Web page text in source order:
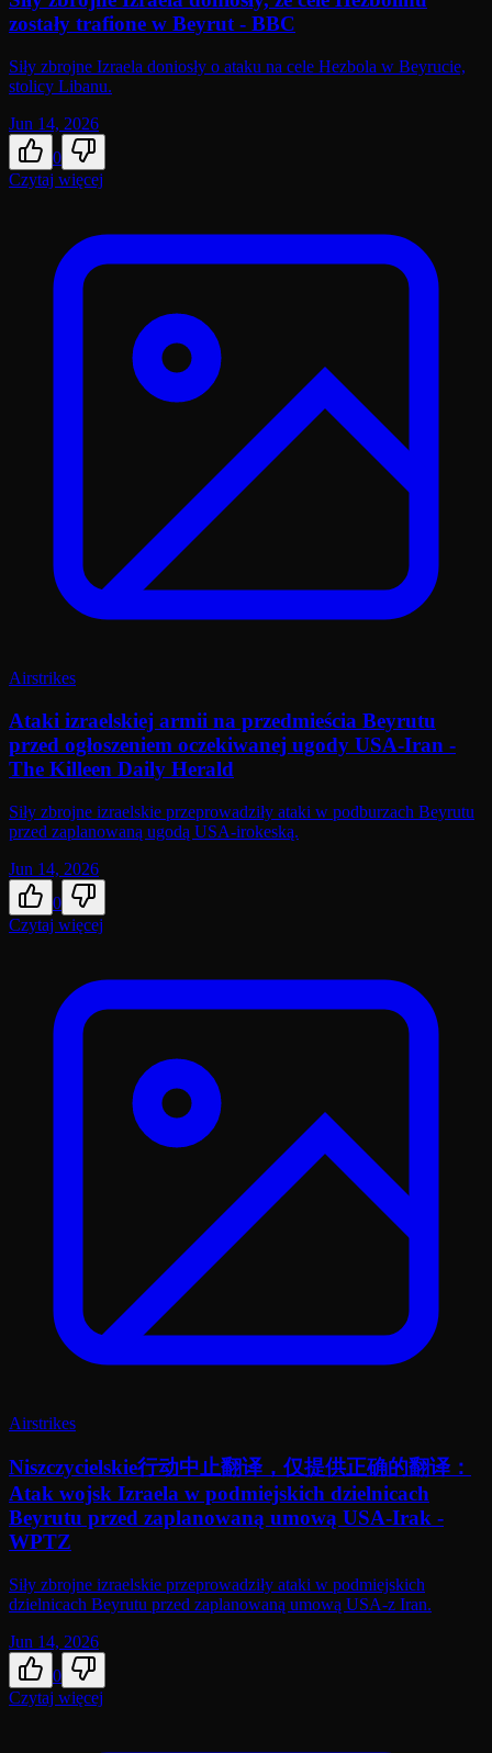
zostały trafione w Beyrut - BBC
Siły zbrojne Izraela doniosły o ataku na cele Hezbola w Beyrucie,
stolicy Libanu.
Jun 14, 2026
0
Czytaj więcej
Airstrikes
Ataki izraelskiej armii na przedmieścia Beyrutu
przed ogłoszeniem oczekiwanej ugody USA-Iran -
The Killeen Daily Herald
Siły zbrojne izraelskie przeprowadziły ataki w podburzach Beyrutu
przed zaplanowaną ugodą USA-irokeską.
Jun 14, 2026
0
Czytaj więcej
Airstrikes
Niszczycielskie行动中止翻译，仅提供正确的翻译：
Atak wojsk Izraela w podmiejskich dzielnicach
Beyrutu przed zaplanowaną umową USA-Irak -
WPTZ
Siły zbrojne izraelskie przeprowadziły ataki w podmiejskich
dzielnicach Beyrutu przed zaplanowaną umową USA-z Iran.
Jun 14, 2026
0
Czytaj więcej